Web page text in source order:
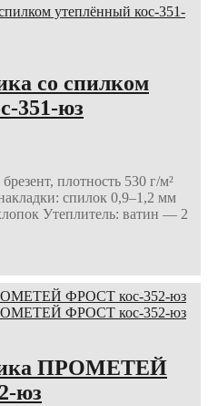
со спилком
351-юз
плотность 530 г/м²
спилок 0,9–1,2 мм
Утеплитель: ватин — 2
ПРОМЕТЕЙ
юз